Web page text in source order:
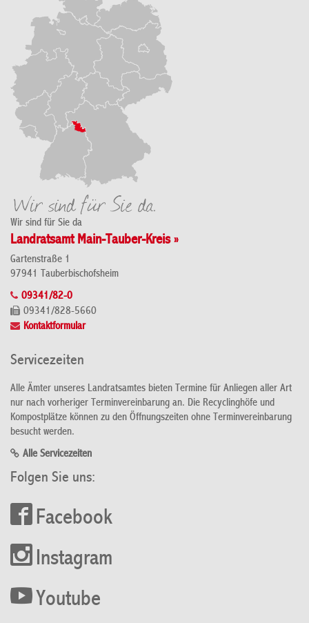
Wir sind für Sie da
Landratsamt Main-Tauber-Kreis »
Gartenstraße 1
97941 Tauberbischofsheim
09341/82-0
09341/828-5660
Kontaktformular
Servicezeiten
Alle Ämter unseres Landratsamtes bieten Termine für Anliegen aller Art
nur nach vorheriger Terminvereinbarung an. Die Recyclinghöfe und
Kompostplätze können zu den Öffnungszeiten ohne Terminvereinbarung
besucht werden.
Alle Servicezeiten
Folgen Sie uns:
Facebook
Instagram
Youtube